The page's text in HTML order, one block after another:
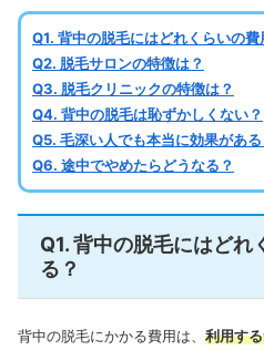
Q1. 背中の脱毛にはどれくらいの費
Q2. 脱毛サロンの特徴は？
Q3. 脱毛クリニックの特徴は？
Q4. 背中の脱毛は恥ずかしくない？
Q5. 毛深い人でも本当に効果がある
Q6. 途中でやめたらどうなる？
Q1. 背中の脱毛にはどれ
る？
背中の脱毛にかかる費用は、 利用す